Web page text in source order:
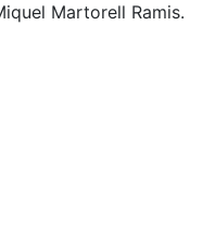
Martorell Ramis.